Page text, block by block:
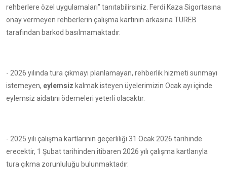
rehberlere özel uygulamaları" tanıtabilirsiniz. Ferdi Kaza Sigortasına
onay vermeyen rehberlerin çalışma kartının arkasına TUREB
tarafından barkod basılmamaktadır.
- 2026 yılında tura çıkmayı planlamayan, rehberlik hizmeti sunmayı
istemeyen, eylemsiz kalmak isteyen üyelerimizin Ocak ayı içinde
eylemsiz aidatını ödemeleri yeterli olacaktır.
- 2025 yılı çalışma kartlarının geçerliliği 31 Ocak 2026 tarihinde
erecektir, 1 Şubat tarihinden itibaren 2026 yılı çalışma kartlarıyla
tura çıkma zorunluluğu bulunmaktadır.